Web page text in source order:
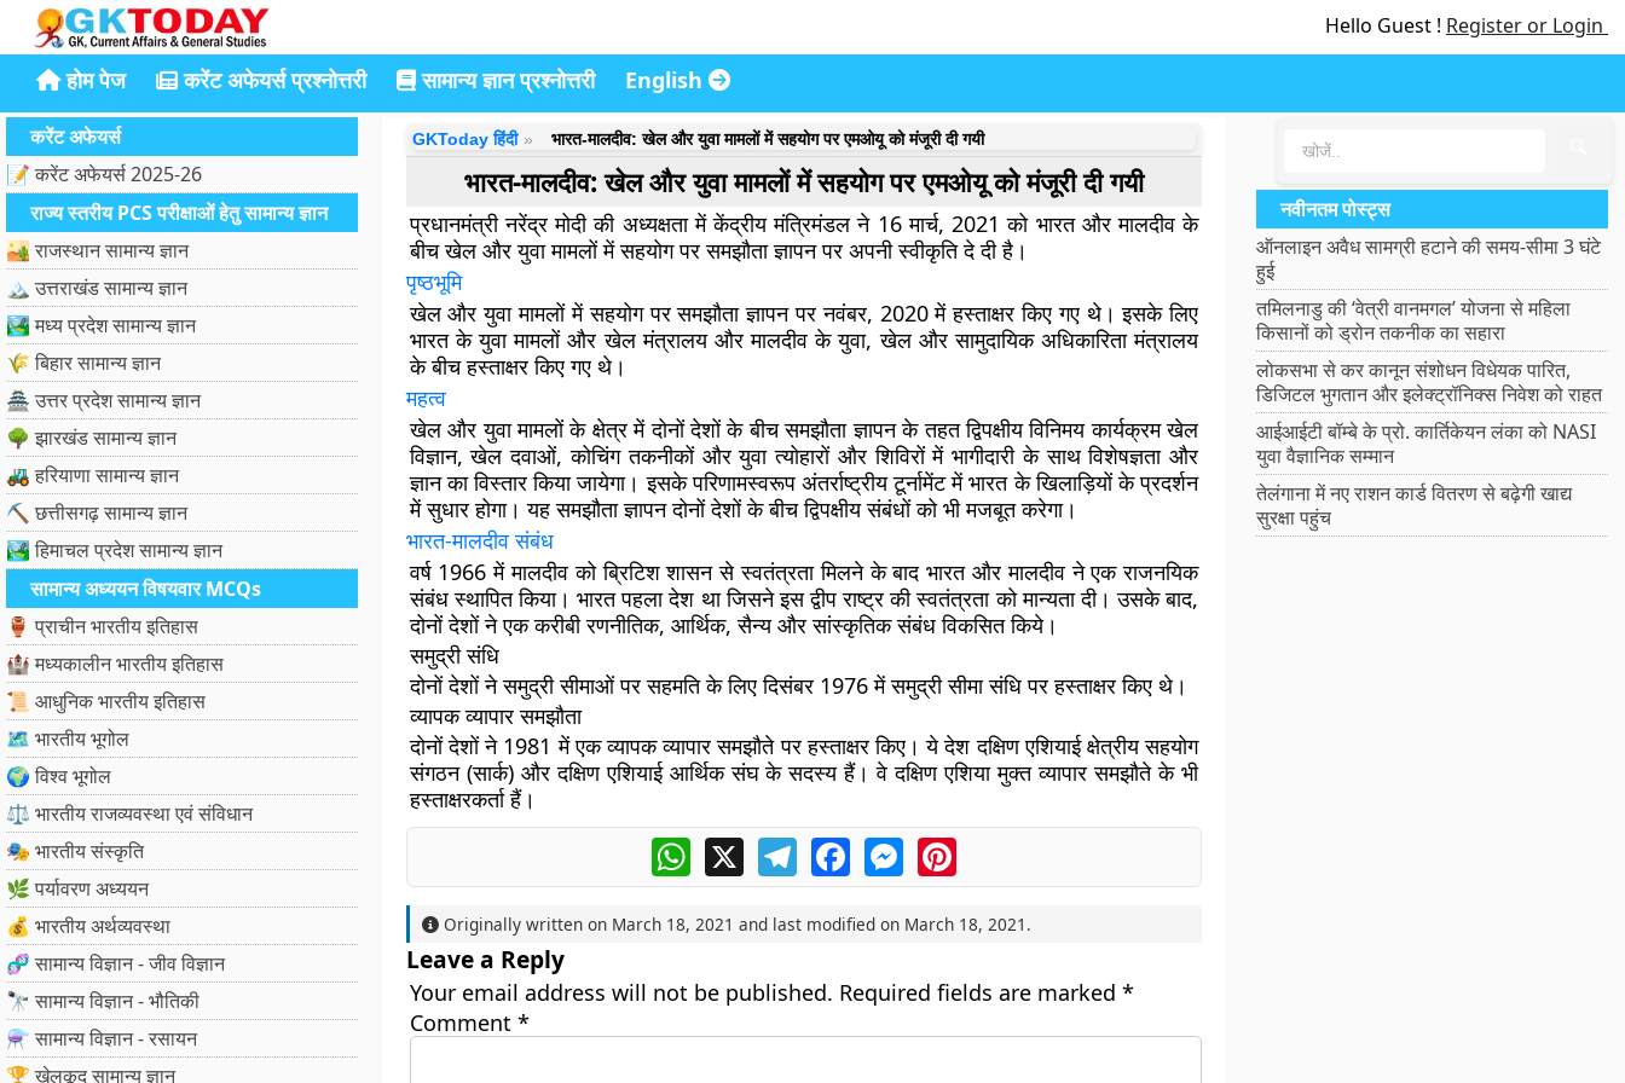
Hello Guest ! Register or Login
होम पेज करेंट अफेयर्स प्रश्नोत्तरी सामान्य ज्ञान प्रश्नोत्तरी English
करेंट अफेयर्स
📝 करेंट अफेयर्स 2025-26
राज्य स्तरीय PCS परीक्षाओं हेतु सामान्य ज्ञान
🏜️ राजस्थान सामान्य ज्ञान
🏔️ उत्तराखंड सामान्य ज्ञान
🏞️ मध्य प्रदेश सामान्य ज्ञान
🌾 बिहार सामान्य ज्ञान
🏯 उत्तर प्रदेश सामान्य ज्ञान
🌳 झारखंड सामान्य ज्ञान
🚜 हरियाणा सामान्य ज्ञान
⛏️ छत्तीसगढ़ सामान्य ज्ञान
🏞️ हिमाचल प्रदेश सामान्य ज्ञान
सामान्य अध्ययन विषयवार MCQs
🏺 प्राचीन भारतीय इतिहास
🏰 मध्यकालीन भारतीय इतिहास
📜 आधुनिक भारतीय इतिहास
🗺️ भारतीय भूगोल
🌍 विश्व भूगोल
⚖️ भारतीय राजव्यवस्था एवं संविधान
🎭 भारतीय संस्कृति
🌿 पर्यावरण अध्ययन
💰 भारतीय अर्थव्यवस्था
🧬 सामान्य विज्ञान - जीव विज्ञान
🔭 सामान्य विज्ञान - भौतिकी
⚗️ सामान्य विज्ञान - रसायन
🏆 खेलकूद सामान्य ज्ञान
GKToday हिंदी भारत-मालदीव: खेल और युवा मामलों में सहयोग पर एमओयू को मंजूरी दी गयी
भारत-मालदीव: खेल और युवा मामलों में सहयोग पर एमओयू को मंजूरी दी गयी
प्रधानमंत्री नरेंद्र मोदी की अध्यक्षता में केंद्रीय मंत्रिमंडल ने 16 मार्च, 2021 को भारत और मालदीव के
बीच खेल और युवा मामलों में सहयोग पर समझौता ज्ञापन पर अपनी स्वीकृति दे दी है।
पृष्ठभूमि
खेल और युवा मामलों में सहयोग पर समझौता ज्ञापन पर नवंबर, 2020 में हस्ताक्षर किए गए थे। इसके लिए
भारत के युवा मामलों और खेल मंत्रालय और मालदीव के युवा, खेल और सामुदायिक अधिकारिता मंत्रालय
के बीच हस्ताक्षर किए गए थे।
महत्व
खेल और युवा मामलों के क्षेत्र में दोनों देशों के बीच समझौता ज्ञापन के तहत द्विपक्षीय विनिमय कार्यक्रम खेल
विज्ञान, खेल दवाओं, कोचिंग तकनीकों और युवा त्योहारों और शिविरों में भागीदारी के साथ विशेषज्ञता और
ज्ञान का विस्तार किया जायेगा। इसके परिणामस्वरूप अंतर्राष्ट्रीय टूर्नामेंट में भारत के खिलाड़ियों के प्रदर्शन
में सुधार होगा। यह समझौता ज्ञापन दोनों देशों के बीच द्विपक्षीय संबंधों को भी मजबूत करेगा।
भारत-मालदीव संबंध
वर्ष 1966 में मालदीव को ब्रिटिश शासन से स्वतंत्रता मिलने के बाद भारत और मालदीव ने एक राजनयिक
संबंध स्थापित किया। भारत पहला देश था जिसने इस द्वीप राष्ट्र की स्वतंत्रता को मान्यता दी। उसके बाद,
दोनों देशों ने एक करीबी रणनीतिक, आर्थिक, सैन्य और सांस्कृतिक संबंध विकसित किये।
समुद्री संधि
दोनों देशों ने समुद्री सीमाओं पर सहमति के लिए दिसंबर 1976 में समुद्री सीमा संधि पर हस्ताक्षर किए थे।
व्यापक व्यापार समझौता
दोनों देशों ने 1981 में एक व्यापक व्यापार समझौते पर हस्ताक्षर किए। ये देश दक्षिण एशियाई क्षेत्रीय सहयोग
संगठन (सार्क) और दक्षिण एशियाई आर्थिक संघ के सदस्य हैं। वे दक्षिण एशिया मुक्त व्यापार समझौते के भी
हस्ताक्षरकर्ता हैं।
WhatsApp
X TelegramFacebookMessengerPinterest
Originally written on March 18, 2021 and last modified on March 18, 2021 .
Leave a Reply
Your email address will not be published. Required fields are marked *
Comment *
नवीनतम पोस्ट्स
ऑनलाइन अवैध सामग्री हटाने की समय-सीमा 3 घंटे
हुई
तमिलनाडु की ‘वेत्री वानमगल’ योजना से महिला
किसानों को ड्रोन तकनीक का सहारा
लोकसभा से कर कानून संशोधन विधेयक पारित,
डिजिटल भुगतान और इलेक्ट्रॉनिक्स निवेश को राहत
आईआईटी बॉम्बे के प्रो. कार्तिकेयन लंका को NASI
युवा वैज्ञानिक सम्मान
तेलंगाना में नए राशन कार्ड वितरण से बढ़ेगी खाद्य
सुरक्षा पहुंच